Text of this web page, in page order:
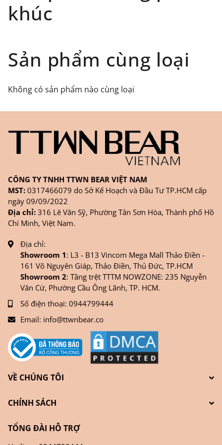
Phạm vi áp dụng: Giao hàng tận nơi với các đối
tác uy tín như giaohangtietkiem.vn ( giao hàng
Đối tượng áp dụng: Khách hàng đặt
hàng ONLINE trên trangWEBSITE/
FANPAGE/ZALO/
Thời gian nhận hàng: Đối với đơn hàng Online tại
TPHCM, sản phẩm sẽ được giao sớm nhất là 1
ngày sau khi đặt.
khúc
Sản phẩm cùng loại
Không có sản phẩm nào cùng loại
CÔNG TY TNHH TTWN BEAR VIỆT NAM
MST: 0317466079 do Sở Kế Hoạch và Đầu Tư TP.HCM cấp
ngày 09/09/2022
Địa chỉ: 316 Lê Văn Sỹ, Phường Tân Sơn Hòa, Thành phố Hồ
Chí Minh, Việt Nam.
Địa chỉ:
Showroom 1: L3 - B13 Vincom Mega Mall Thảo Điền -
161 Võ Nguyên Giáp, Thảo Điền, Thủ Đức, TP.HCM
Showroom 2: Tầng trệt TTTM NOWZONE: 235 Nguyễn
Văn Cừ, Phường Cầu Ông Lãnh, TP. HCM.
Số điện thoại: 0944799444
Email: info@ttwnbear.co
VỀ CHÚNG TÔI
CHÍNH SÁCH
TỔNG ĐÀI HỖ TRỢ